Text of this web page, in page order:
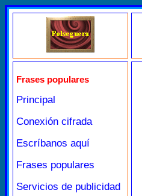
Frases populares
Principal
Conexión cifrada
Escríbanos aquí
Frases populares
Servicios de publicidad